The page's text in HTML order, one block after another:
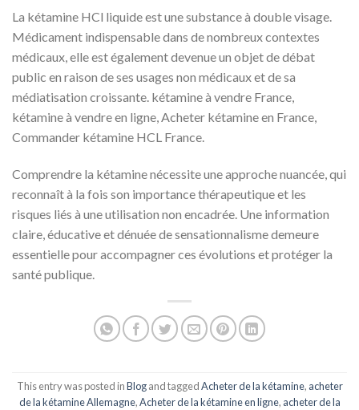
La kétamine HCl liquide est une substance à double visage.
Médicament indispensable dans de nombreux contextes
médicaux, elle est également devenue un objet de débat
public en raison de ses usages non médicaux et de sa
médiatisation croissante. kétamine à vendre France,
kétamine à vendre en ligne, Acheter kétamine en France,
Commander kétamine HCL France.
Comprendre la kétamine nécessite une approche nuancée, qui
reconnaît à la fois son importance thérapeutique et les
risques liés à une utilisation non encadrée. Une information
claire, éducative et dénuée de sensationnalisme demeure
essentielle pour accompagner ces évolutions et protéger la
santé publique.
This entry was posted inBlogand taggedAcheter de la kétamine, acheter
de la kétamine Allemagne,Acheter de la kétamine en ligne, acheter de la